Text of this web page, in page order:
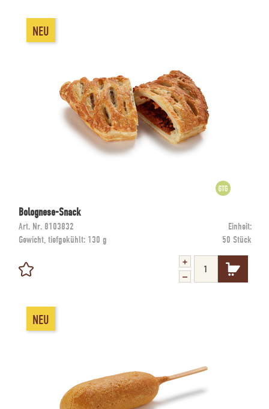
NEU
Bolognese-Snack
Art. Nr. 8103832
Einheit:
Gewicht, tiefgekühlt: 130 g 50 Stück
NEU